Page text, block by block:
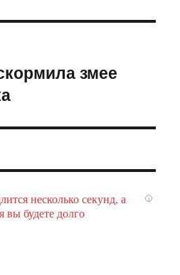
змее
i
несколько секунд, а
вы будете долго